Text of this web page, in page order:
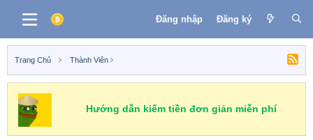
Đăng nhập Đăng ký
Trang Chủ Thành Viên
Hướng dẫn kiếm tiền đơn giản miễn phí